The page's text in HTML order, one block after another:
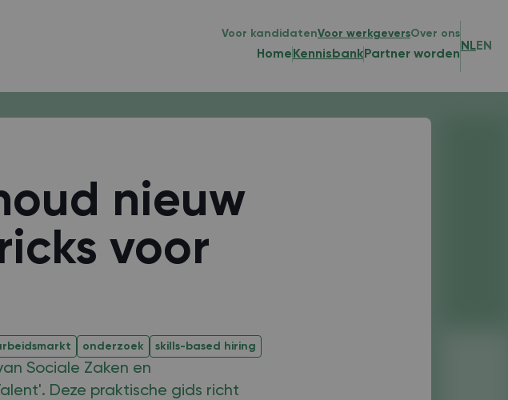
Voor kandidatenVoor werkgeversOver ons
Home Kennisbank Partner worden
EN
NL
nieuw
voor
onderzoek skills-based hiring
Sociale Zaken en
Deze praktische gids richt